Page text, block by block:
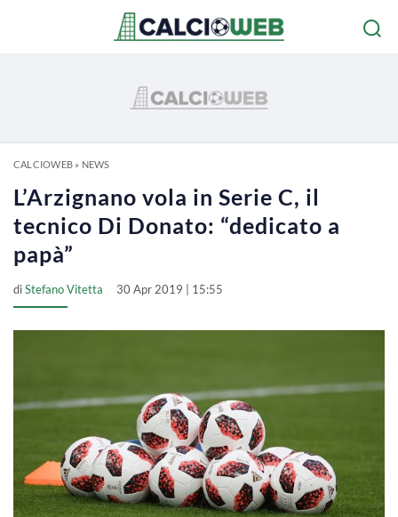
CALCIOWEB» NEWS
L’Arzignano vola in Serie C, il
tecnico Di Donato: “dedicato a
papà”
diStefano Vitetta 30 Apr 2019 | 15:55